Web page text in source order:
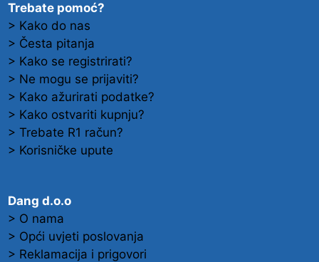
Trebate pomoć?
> Kako do nas
> Česta pitanja
> Kako se registrirati?
> Ne mogu se prijaviti?
> Kako ažurirati podatke?
> Kako ostvariti kupnju?
> Trebate R1 račun?
> Korisničke upute
Dang d.o.o
> O nama
> Opći uvjeti poslovanja
> Reklamacija i prigovori